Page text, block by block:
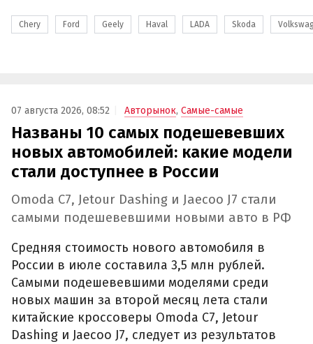
Chery Ford Geely Haval LADA Skoda
07 августа 2026, 08:52 Авторынок, Самые-самые
Названы 10 самых подешевевших
новых автомобилей: какие модели
стали доступнее в России
Omoda C7, Jetour Dashing и Jaecoo J7 стали
самыми подешевевшими новыми авто в РФ
Средняя стоимость нового автомобиля в
России в июле составила 3,5 млн рублей.
Самыми подешевевшими моделями среди
новых машин за второй месяц лета стали
китайские кроссоверы Omoda C7, Jetour
Dashing и Jaecoo J7, следует из результатов